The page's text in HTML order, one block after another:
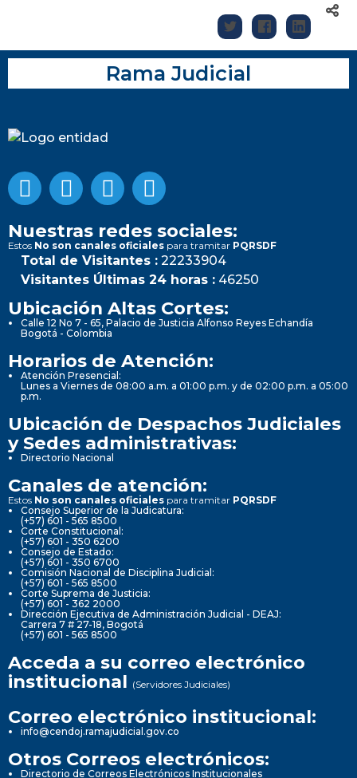
Rama Judicial
Nuestras redes sociales:
Estos No son canales oficiales para tramitar PQRSDF
Total de Visitantes : 22233904
Visitantes Últimas 24 horas : 46250
Ubicación Altas Cortes:
Calle 12 No 7 - 65, Palacio de Justicia Alfonso Reyes Echandía
Bogotá - Colombia
Horarios de Atención:
Atención Presencial:
Lunes a Viernes de 08:00 a.m. a 01:00 p.m. y de 02:00 p.m. a 05:00
p.m.
Ubicación de Despachos Judiciales
y Sedes administrativas:
Directorio Nacional
Canales de atención:
Estos No son canales oficiales para tramitar PQRSDF
Consejo Superior de la Judicatura:
(+57) 601 - 565 8500
Corte Constitucional:
(+57) 601 - 350 6200
Consejo de Estado:
(+57) 601 - 350 6700
Comisión Nacional de Disciplina Judicial:
(+57) 601 - 565 8500
Corte Suprema de Justicia:
(+57) 601 - 362 2000
Dirección Ejecutiva de Administración Judicial - DEAJ:
Carrera 7 # 27-18, Bogotá
(+57) 601 - 565 8500
Acceda a su correo electrónico
institucional (Servidores Judiciales)
Correo electrónico institucional:
info@cendoj.ramajudicial.gov.co
Otros Correos electrónicos:
Directorio de Correos Electrónicos Institucionales